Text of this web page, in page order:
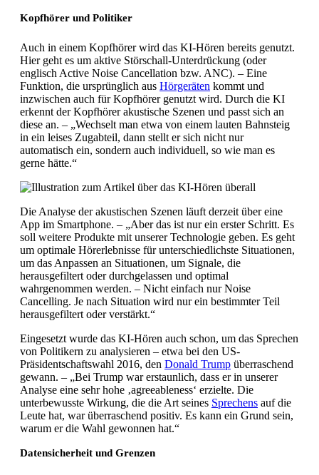
Kopfhörer und Politiker
Auch in einem Kopfhörer wird das KI-Hören bereits genutzt.
Hier geht es um aktive Störschall-Unterdrückung (oder
englisch Active Noise Cancellation bzw. ANC). – Eine
Funktion, die ursprünglich aus Hörgeräten kommt und
inzwischen auch für Kopfhörer genutzt wird. Durch die KI
erkennt der Kopfhörer akustische Szenen und passt sich an
diese an. – „Wechselt man etwa von einem lauten Bahnsteig
in ein leises Zugabteil, dann stellt er sich nicht nur
automatisch ein, sondern auch individuell, so wie man es
gerne hätte.“
Die Analyse der akustischen Szenen läuft derzeit über eine
App im Smartphone. – „Aber das ist nur ein erster Schritt. Es
soll weitere Produkte mit unserer Technologie geben. Es geht
um optimale Hörerlebnisse für unterschiedlichste Situationen,
um das Anpassen an Situationen, um Signale, die
herausgefiltert oder durchgelassen und optimal
wahrgenommen werden. – Nicht einfach nur Noise
Cancelling. Je nach Situation wird nur ein bestimmter Teil
herausgefiltert oder verstärkt.“
Eingesetzt wurde das KI-Hören auch schon, um das Sprechen
von Politikern zu analysieren – etwa bei den US-
Präsidentschaftswahl 2016, den Donald Trump überraschend
gewann. – „Bei Trump war erstaunlich, dass er in unserer
Analyse eine sehr hohe ‚agreeableness‘ erzielte. Die
unterbewusste Wirkung, die die Art seines Sprechens auf die
Leute hat, war überraschend positiv. Es kann ein Grund sein,
warum er die Wahl gewonnen hat.“
Datensicherheit und Grenzen